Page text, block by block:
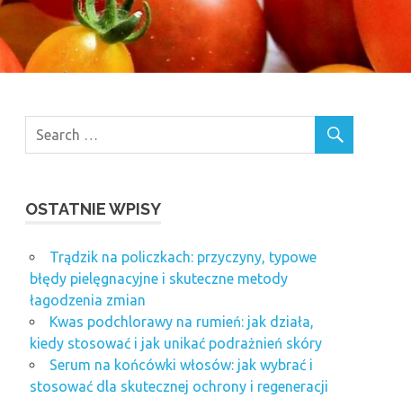
OSTATNIE WPISY
Trądzik na policzkach: przyczyny, typowe
błędy pielęgnacyjne i skuteczne metody
łagodzenia zmian
Kwas podchlorawy na rumień: jak działa,
kiedy stosować i jak unikać podrażnień skóry
Serum na końcówki włosów: jak wybrać i
stosować dla skutecznej ochrony i regeneracji